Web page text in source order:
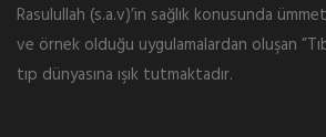
Rasulullah (s.a.v)’in sağlık konusunda
ve örnek olduğu uygulamalardan oluşan
tıp dünyasına ışık tutmaktadır.